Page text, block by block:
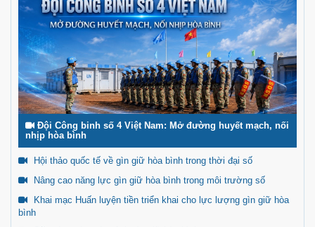
Đội Công binh số 4 Việt Nam: Mở đường huyết mạch, nối
nhịp hòa bình
Hội thảo quốc tế về gìn giữ hòa bình trong thời đại số
Nâng cao năng lực gìn giữ hòa bình trong môi trường số
Khai mạc Huấn luyện tiền triển khai cho lực lượng gìn giữ hòa
bình